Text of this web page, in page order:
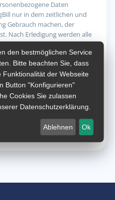
Daten
nur in dem zeitlichen und
Gebrauch machen, der
Nach Erledigung werden alle
sofort gelöscht.
Fernzugriffs werden
von KingBill hat
unbeschadet sonstiger
strengstens
Zeitpunkt und
von AnyDesk
den bestmöglichen Service
Bitte beachten Sie, dass
Funktionalität der Webseite
Button "Konfigurieren"
Cookies Sie zulassen
Datenschutzerklärung.
Ablehnen Ok